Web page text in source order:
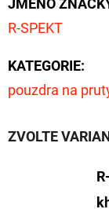
R-SPEKT
KATEGORIE:
pouzdra na
ZVOLTE